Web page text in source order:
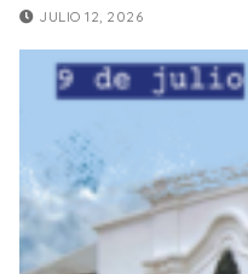
JULIO 12, 2026